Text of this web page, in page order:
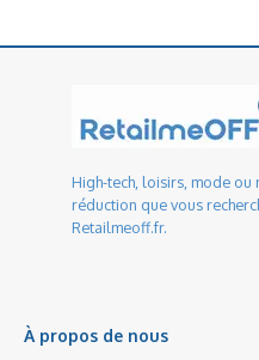
High-tech, loisirs, mode
réduction que vous
Retailmeoff.fr.
À propos de nous